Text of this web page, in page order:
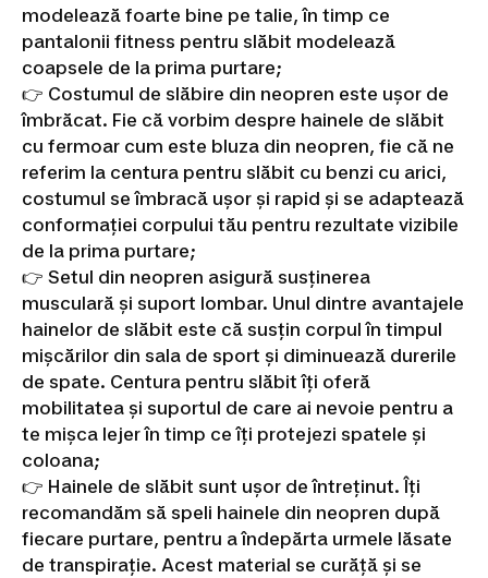
modelează foarte bine pe talie, în timp ce
pantalonii fitness pentru slăbit modelează
coapsele de la prima purtare;
👉 Costumul de slăbire din neopren este ușor de
îmbrăcat. Fie că vorbim despre hainele de slăbit
cu fermoar cum este bluza din neopren, fie că ne
referim la centura pentru slăbit cu benzi cu arici,
costumul se îmbracă ușor și rapid și se adaptează
conformației corpului tău pentru rezultate vizibile
de la prima purtare;
👉 Setul din neopren asigură susținerea
musculară și suport lombar. Unul dintre avantajele
hainelor de slăbit este că susțin corpul în timpul
mișcărilor din sala de sport și diminuează durerile
de spate. Centura pentru slăbit îți oferă
mobilitatea și suportul de care ai nevoie pentru a
te mișca lejer în timp ce îți protejezi spatele și
coloana;
👉 Hainele de slăbit sunt ușor de întreținut. Îți
recomandăm să speli hainele din neopren după
fiecare purtare, pentru a îndepărta urmele lăsate
de transpirație. Acest material se curăță și se